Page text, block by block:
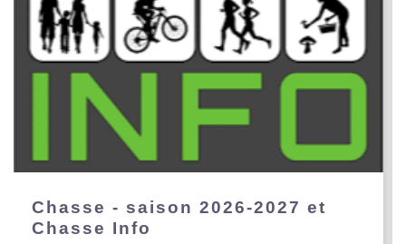
Chasse - saison 2026-2027 et
Chasse Info